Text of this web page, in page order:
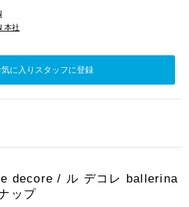
本社
気に入りスタッフに登録
decore / ル デコレ ballerina
ップ